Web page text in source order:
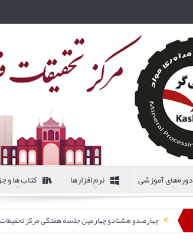
دوره‌های آموزشی نرم افزارها کتاب ها و
چهارصدو هشتادو چهارمین جلسه هفتگی مرکز تحقیقات فرآوری مواد